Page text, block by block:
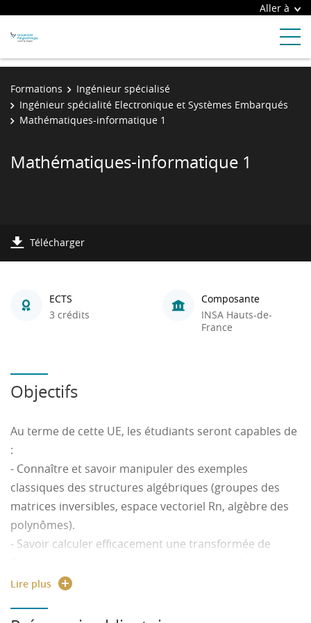
Aller à
Formations
Ingénieur spécialisé
Ingénieur spécialité Electronique et Systèmes Embarqués
Mathématiques-informatique 1
Mathématiques-informatique 1
Télécharger
ECTS
3 crédits
Composante
INSA Hauts-de-
France
Objectifs
Au terme de cette UE, les étudiants seront capables de
:
- Connaître et savoir manipuler des exemples
classiques des structures algébriques (groupes des
matrices inversibles, espace vectoriel Rn, algèbre des
polynômes).
- Savoir calculer efficacement une transformée de
comprendre son lien avec le produit entre fonctions,
l’utilité de la transformée de Fourier dans
Lire plus